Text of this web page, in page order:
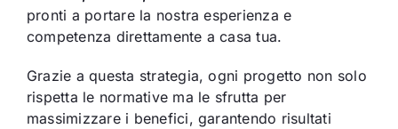
pronti a portare la nostra esperienza e
competenza direttamente a casa tua.
Grazie a questa strategia, ogni progetto non solo
rispetta le normative ma le sfrutta per
massimizzare i benefici, garantendo risultati